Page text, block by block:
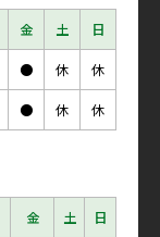
金 土 日
● 休 休
● 休 休
金 土 日